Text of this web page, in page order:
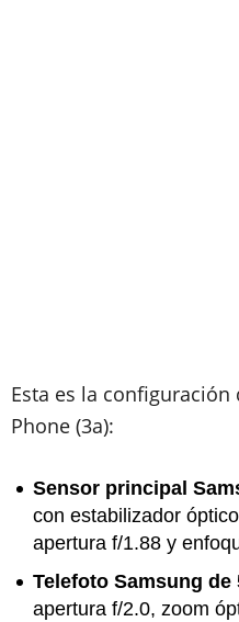
Esta es la
Phone (3a):
Sensor principal
con estabilizador
apertura f/1.88 y
Telefoto Samsung de
apertura f/2.0, zoom